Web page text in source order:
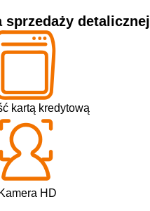
sprzedaży detalicznej
kartą kredytową
Kamera HD